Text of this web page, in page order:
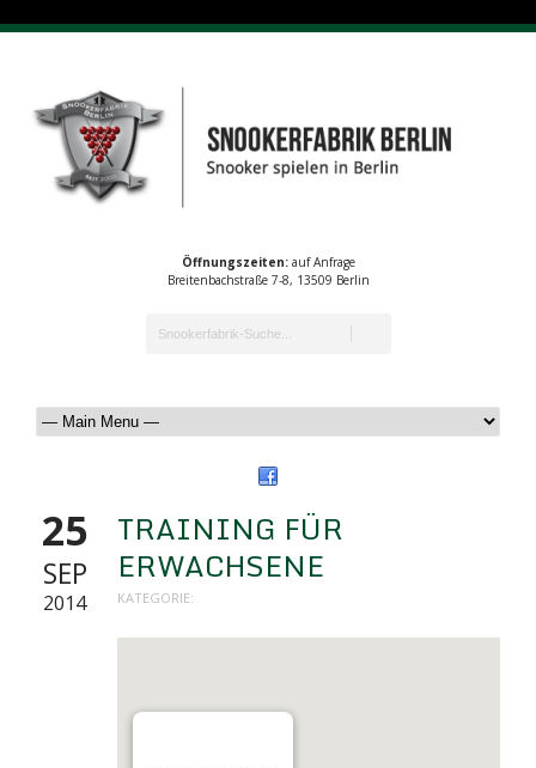
Öffnungszeiten:auf Anfrage
Breitenbachstraße 7-8, 13509 Berlin
25
SEP
2014
TRAINING FÜR
ERWACHSENE
KATEGORIE: